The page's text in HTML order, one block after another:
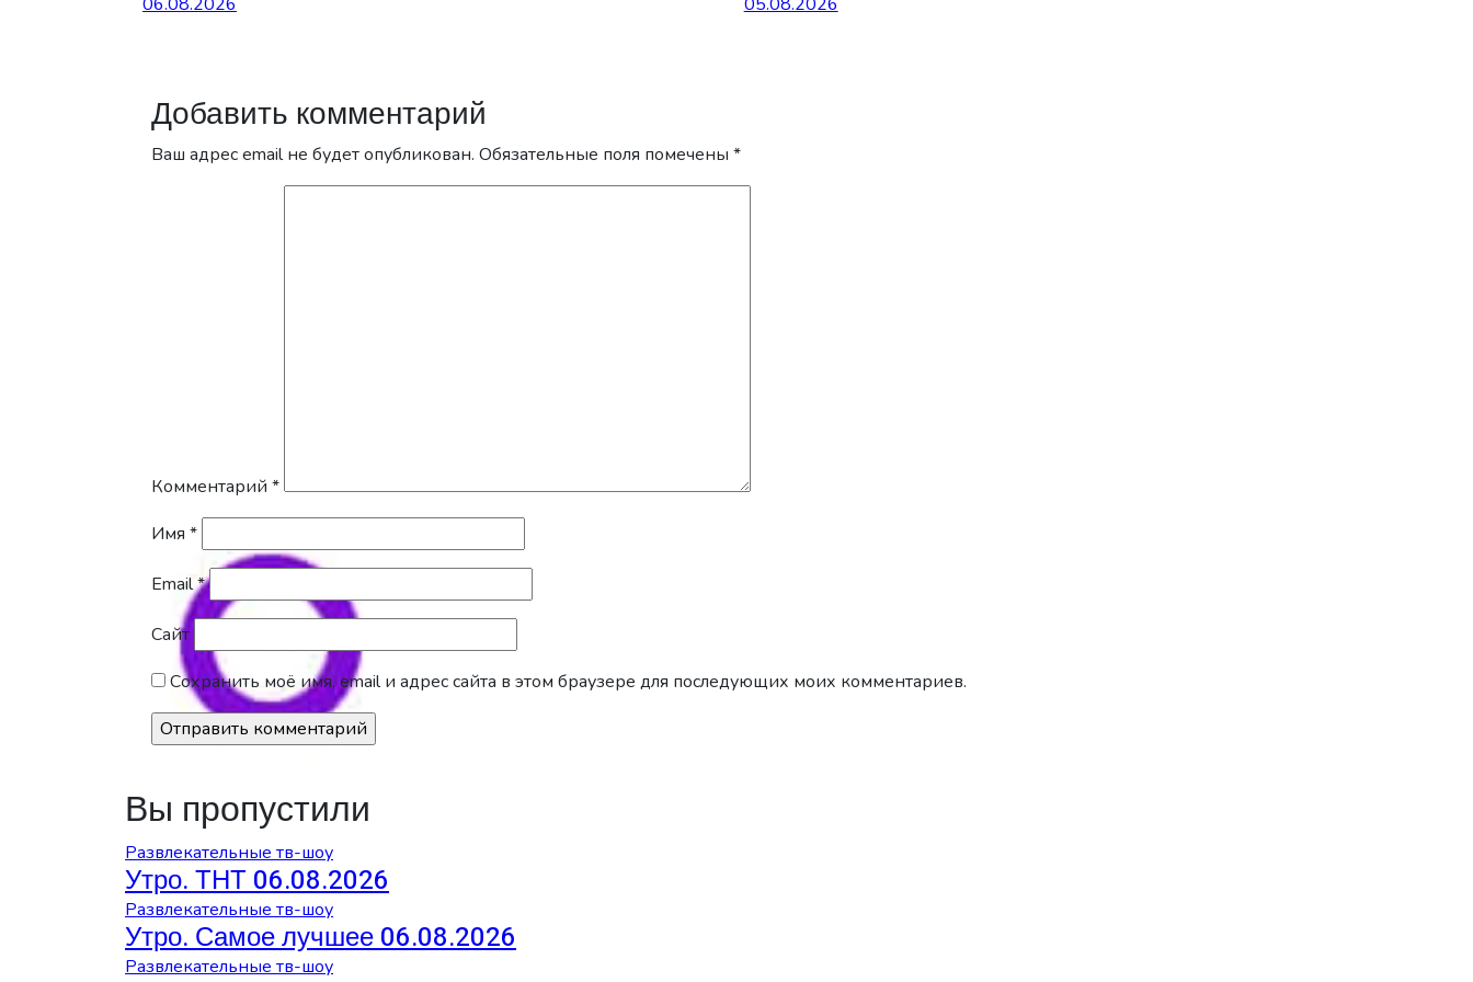
Добавить комментарий
Ваш адрес email не будет опубликован. Обязательные поля помечены *
Комментарий *
Имя *
Email*
Сайт
Сохранить моё имя, email и адрес сайта в этом браузере для последующих моих комментариев.
Вы пропустили
Развлекательные тв-шоу
Утро. ТНТ 06.08.2026
Развлекательные тв-шоу
Утро. Самое лучшее 06.08.2026
Развлекательные тв-шоу